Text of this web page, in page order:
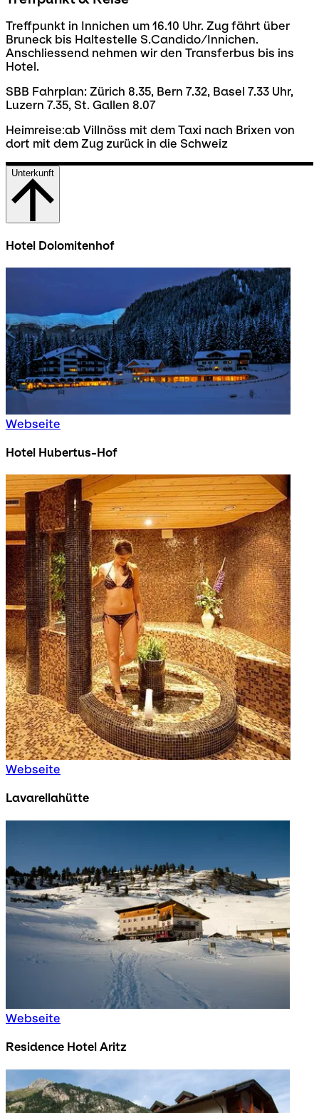
Treffpunkt in Innichen um 16.10 Uhr. Zug fährt über
Bruneck bis Haltestelle S.Candido/Innichen.
Anschliessend nehmen wir den Transferbus bis ins
Hotel.
SBB Fahrplan: Zürich 8.35, Bern 7.32, Basel 7.33 Uhr,
Luzern 7.35, St. Gallen 8.07
Heimreise:ab Villnöss mit dem Taxi nach Brixen von
dort mit dem Zug zurück in die Schweiz
Unterkunft
Hotel Dolomitenhof
Webseite
Hotel Hubertus-Hof
Webseite
Lavarellahütte
Webseite
Residence Hotel Aritz